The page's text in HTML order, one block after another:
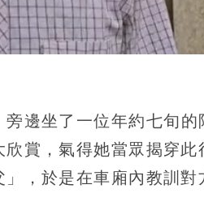
邊坐了一位年約七旬的
賞，氣得她當眾揭穿此
，於是在車廂內教訓對